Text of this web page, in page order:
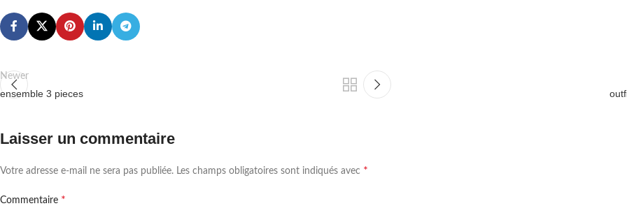
Newer
ensemble 3 pieces
Laisser un commentaire
Votre adresse e-mail ne sera pas publiée. Les champs obligatoires sont indiqués avec *
Commentaire *